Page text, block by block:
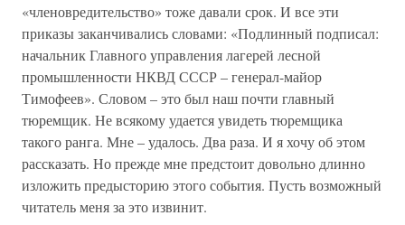
«членовредительство» тоже давали срок. И все эти
приказы заканчивались словами: «Подлинный подписал:
начальник Главного управления лагерей лесной
промышленности НКВД СССР – генерал-майор
Тимофеев». Словом – это был наш почти главный
тюремщик. Не всякому удается увидеть тюремщика
такого ранга. Мне – удалось. Два раза. И я хочу об этом
рассказать. Но прежде мне предстоит довольно длинно
изложить предысторию этого события. Пусть возможный
читатель меня за это извинит.